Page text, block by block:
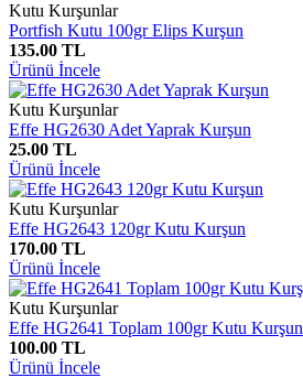
Kutu Kurşunlar
Portfish Kutu 100gr Elips Kurşun
135.00 TL
Ürünü İncele
Kutu Kurşunlar
Effe HG2630 Adet Yaprak Kurşun
25.00 TL
Ürünü İncele
Kutu Kurşunlar
Effe HG2643 120gr Kutu Kurşun
170.00 TL
Ürünü İncele
Kutu Kurşunlar
Effe HG2641 Toplam 100gr Kutu Kurşun
100.00 TL
Ürünü İncele